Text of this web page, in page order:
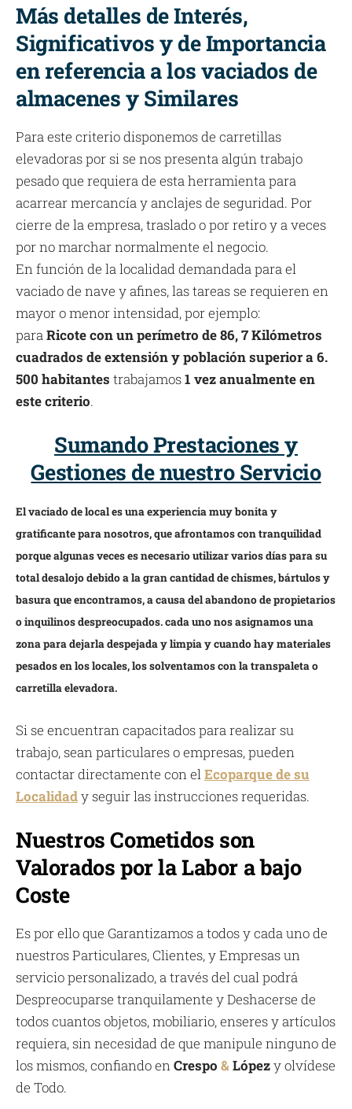
Más detalles de Interés,
Significativos y de Importancia
en referencia a los vaciados de
almacenes y Similares
Para este criterio disponemos de carretillas
elevadoras por si se nos presenta algún trabajo
pesado que requiera de esta herramienta para
acarrear mercancía y anclajes de seguridad. Por
cierre de la empresa, traslado o por retiro y a veces
por no marchar normalmente el negocio.
En función de la localidad demandada para el
vaciado de nave y afines, las tareas se requieren en
mayor o menor intensidad, por ejemplo:
paraRicote con un perímetro de 86, 7 Kilómetros
cuadrados de extensión y población superior a 6.
500 habitantes trabajamos1 vez anualmente en
este criterio.
Sumando Prestaciones y
Gestiones de nuestro Servicio
El vaciado de local es una experiencia muy bonita y
gratificante para nosotros, que afrontamos con tranquilidad
porque algunas veces es necesario utilizar varios días para su
total desalojo debido a la gran cantidad de chismes, bártulos y
basura que encontramos, a causa del abandono de propietarios
o inquilinos despreocupados. cada uno nos asignamos una
zona para dejarla despejada y limpia y cuando hay materiales
pesados en los locales, los solventamos con la transpaleta o
carretilla elevadora.
Si se encuentran capacitados para realizar su
trabajo, sean particulares o empresas, pueden
contactar directamente con elEcoparque de su
Localidady seguir las instrucciones requeridas.
Nuestros Cometidos son
Valorados por la Labor a bajo
Coste
Es por ello que Garantizamos a todos y cada uno de
nuestros Particulares, Clientes, y Empresas un
servicio personalizado, a través del cual podrá
Despreocuparse tranquilamente y Deshacerse de
todos cuantos objetos, mobiliario, enseres y artículos
requiera, sin necesidad de que manipule ninguno de
los mismos, confiando enCrespo &Lópezy olvídese
de Todo.